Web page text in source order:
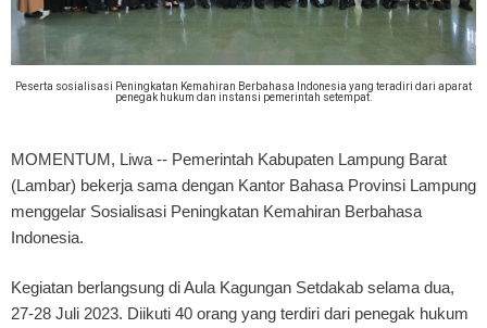
Peserta sosialisasi Peningkatan Kemahiran Berbahasa Indonesia yang teradiri dari aparat
penegak hukum dan instansi pemerintah setempat.
MOMENTUM, Liwa -- Pemerintah Kabupaten Lampung Barat
(Lambar) bekerja sama dengan Kantor Bahasa Provinsi Lampung
menggelar Sosialisasi Peningkatan Kemahiran Berbahasa
Indonesia.
Kegiatan berlangsung di Aula Kagungan Setdakab selama dua,
27-28 Juli 2023. Diikuti 40 orang yang terdiri dari penegak hukum